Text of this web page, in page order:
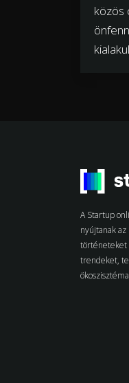
közös
A Startup
nyújtanak
történeteket
trendeket,